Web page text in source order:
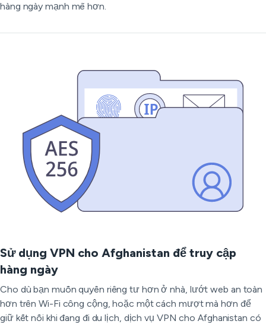
hàng ngày mạnh mẽ hơn.
Sử dụng VPN cho Afghanistan để truy cập
hàng ngày
Cho dù bạn muốn quyền riêng tư hơn ở nhà, lướt web an toàn
hơn trên Wi-Fi công cộng, hoặc một cách mượt mà hơn để
giữ kết nối khi đang đi du lịch, dịch vụ VPN cho Afghanistan có